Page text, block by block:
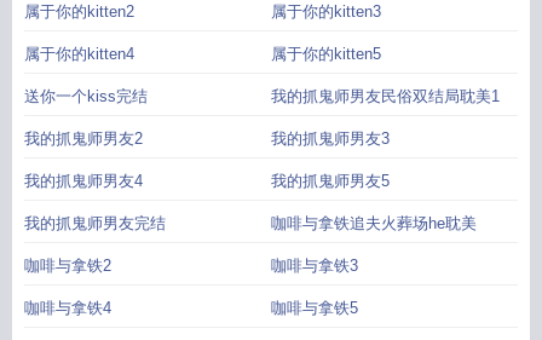
属于你的kitten2 属于你的kitten3
属于你的kitten4 属于你的kitten5
送你一个kiss完结 我的抓鬼师男友民俗双结局耽美1
我的抓鬼师男友2 我的抓鬼师男友3
我的抓鬼师男友4 我的抓鬼师男友5
我的抓鬼师男友完结 咖啡与拿铁追夫火葬场he耽美
咖啡与拿铁2 咖啡与拿铁3
咖啡与拿铁4 咖啡与拿铁5